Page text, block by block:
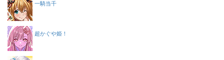
一騎当千
超かぐや姫！